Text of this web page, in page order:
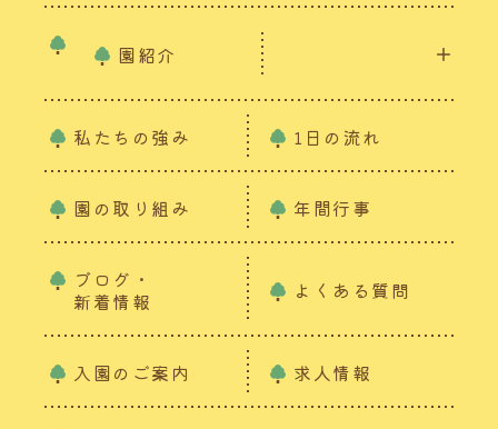
園紹介
私たちの強み 1日の流れ
園の取り組み 年間行事
ブログ・
新着情報
よくある質問
入園のご案内 求人情報